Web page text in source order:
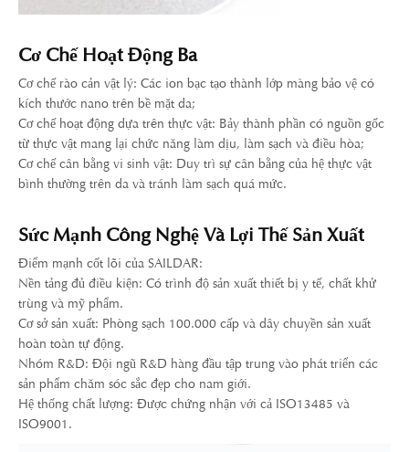
Cơ Chế Hoạt Động Ba
Cơ chế rào cản vật lý: Các ion bạc tạo thành lớp màng bảo vệ có
kích thước nano trên bề mặt da;
Cơ chế hoạt động dựa trên thực vật: Bảy thành phần có nguồn gốc
từ thực vật mang lại chức năng làm dịu, làm sạch và điều hòa;
Cơ chế cân bằng vi sinh vật: Duy trì sự cân bằng của hệ thực vật
bình thường trên da và tránh làm sạch quá mức.
Sức Mạnh Công Nghệ Và Lợi Thế Sản Xuất
Điểm mạnh cốt lõi của SAILDAR:
Nền tảng đủ điều kiện: Có trình độ sản xuất thiết bị y tế, chất khử
trùng và mỹ phẩm.
Cơ sở sản xuất: Phòng sạch 100.000 cấp và dây chuyền sản xuất
hoàn toàn tự động.
Nhóm R&D: Đội ngũ R&D hàng đầu tập trung vào phát triển các
sản phẩm chăm sóc sắc đẹp cho nam giới.
Hệ thống chất lượng: Được chứng nhận với cả ISO13485 và
ISO9001.